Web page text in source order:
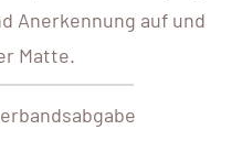
Anerkennung auf und
Matte.